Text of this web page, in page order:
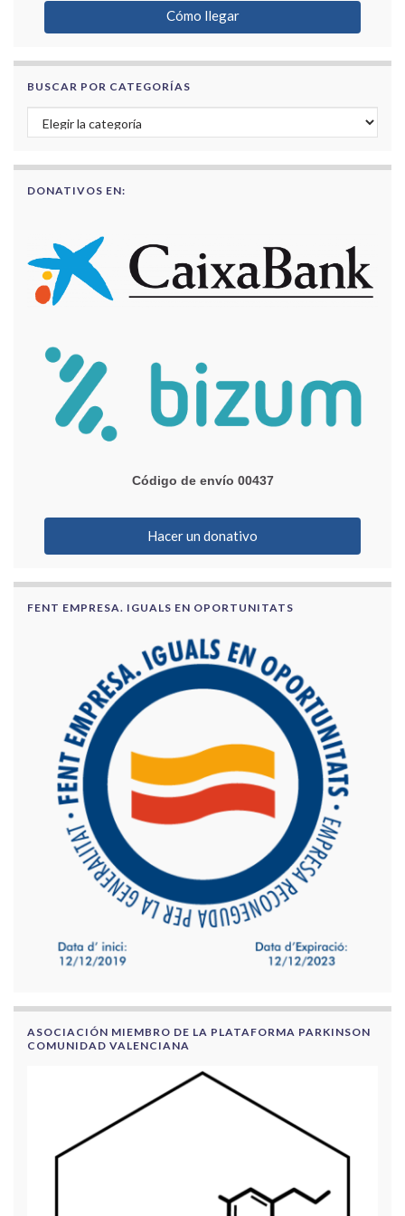
Cómo llegar
BUSCAR POR CATEGORÍAS
Buscar por categorías
DONATIVOS EN:
Código de envío 00437
Hacer un donativo
FENT EMPRESA. IGUALS EN OPORTUNITATS
ASOCIACIÓN MIEMBRO DE LA PLATAFORMA PARKINSON
COMUNIDAD VALENCIANA